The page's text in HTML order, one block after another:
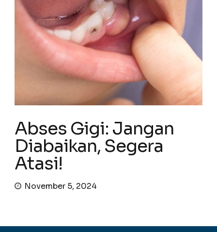
Abses Gigi: Jangan
Diabaikan, Segera
Atasi!
November 5, 2024